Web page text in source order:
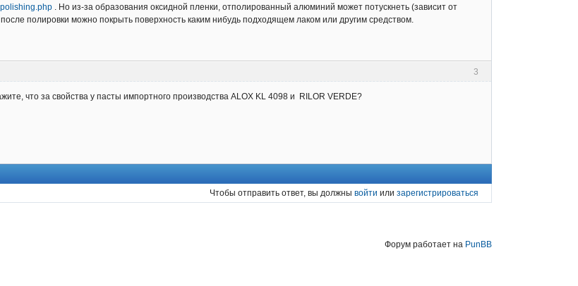
. Но из-за образования оксидной пленки, отполированный алюминий может потускнеть (зависит от
полировки можно покрыть поверхность каким нибудь подходящем лаком или другим средством.
3
что за свойства у пасты импортного производства ALOX KL 4098 и RILOR VERDE?
Чтобы отправить ответ, вы должны войти или зарегистрироваться
Форум работает на PunBB